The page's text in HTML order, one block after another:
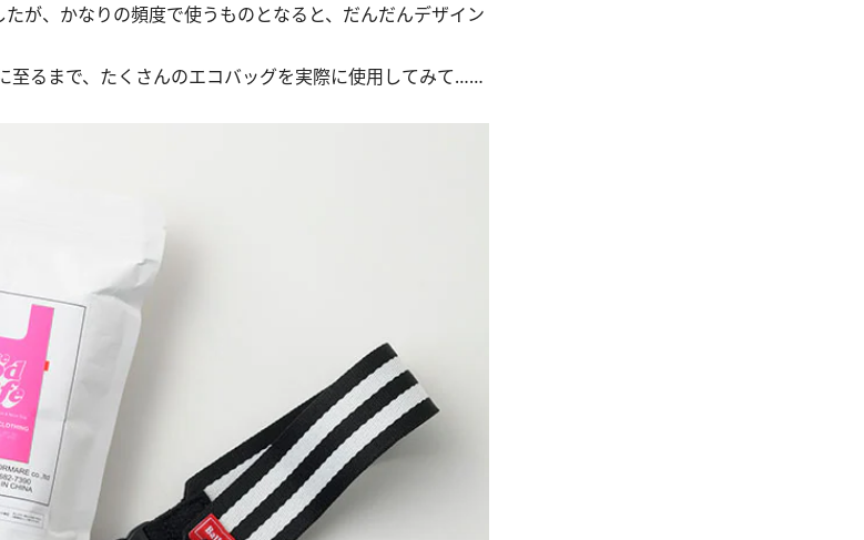
が、かなりの頻度で使うものとなると、だんだんデザイン
至るまで、たくさんのエコバッグを実際に使用してみて……